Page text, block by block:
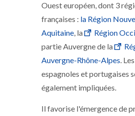
Ouest européen, dont 3
françaises : la Région
Aquitaine, la Région
partie Auvergne de la
Auvergne-Rhône-Alpes.
espagnoles et portugaises
également impliquées.
Il favorise l'émergence de